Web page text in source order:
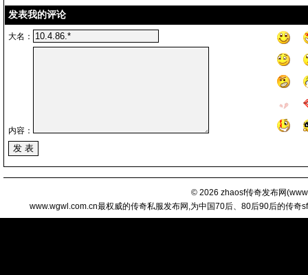
发表我的评论
大名：
内容：
© 2026 zhaosf传奇发布网(
www.wgwl.com.cn最权威的传奇私服发布网,为中国70后、80后90后的传